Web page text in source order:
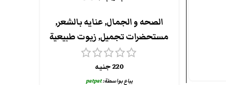
الصحه و الجمال,عنايه بالشعر,
مستحضرات تجميل,زيوت طبيعية
220جنيه
يباع بواسطة:patpat